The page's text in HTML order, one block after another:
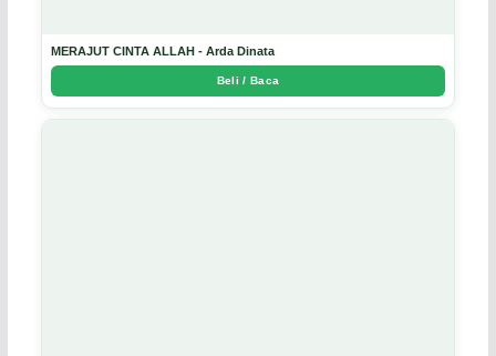
MERAJUT CINTA ALLAH - Arda Dinata
Beli / Baca